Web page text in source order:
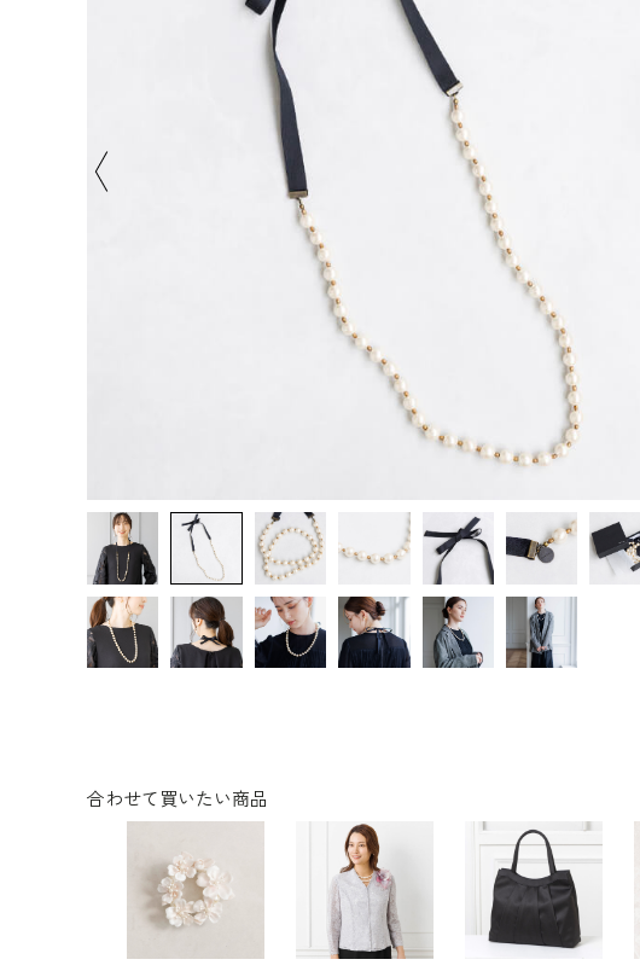
合わせて買いたい商品